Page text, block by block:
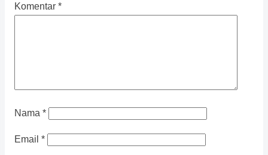
Komentar *
Nama *
Email *